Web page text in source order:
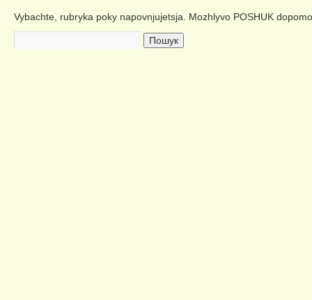
Vybachte, rubryka poky napovnjujetsja. Mozhlyvo POSHUK